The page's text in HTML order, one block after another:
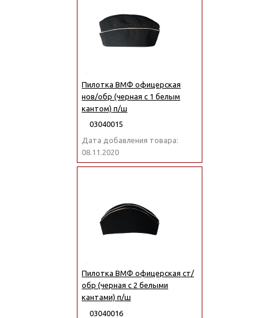
Пилотка ВМФ офицерская
нов/обр (черная с 1 белым
кантом) п/ш
03040015
Дата добавления товара:
08.11.2020
Пилотка ВМФ офицерская ст/
обр (черная с 2 белыми
кантами) п/ш
03040016